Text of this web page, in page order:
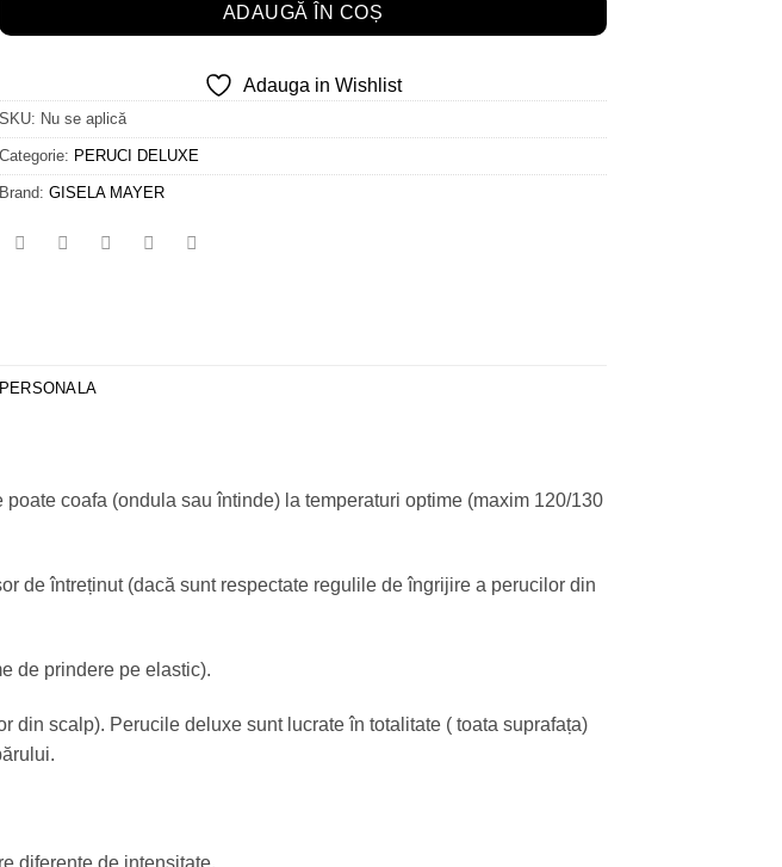
ADAUGĂ ÎN COȘ
Adauga in Wishlist
SKU: Nu se aplică
Categorie: PERUCI DELUXE
Brand: GISELA MAYER
coafa (ondula sau întinde) la temperaturi optime (maxim 120/130
de întreținut (dacă sunt respectate regulile de îngrijire a perucilor din
de prindere pe elastic).
din scalp). Perucile deluxe sunt lucrate în totalitate ( toata suprafața)